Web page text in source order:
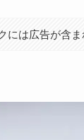
には広告が含ま